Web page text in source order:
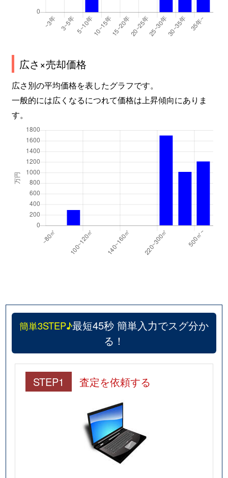
広さ×売却価格
広さ別の平均価格を表したグラフです。
一般的には広くなるにつれて価格は上昇傾向にありま
す。
簡単3STEP♪最短45秒 簡単入力でスグ分か
る！
STEP1 査定を依頼する